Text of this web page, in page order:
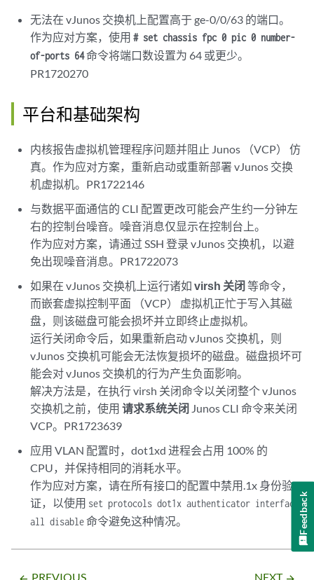
无法在 vJunos 交换机上配置高于 ge-0/0/63 的端口。
作为应对方案，使用# set chassis fpc 0 pic 0 number-
of-ports 64命令将端口数设置为 64 或更少。
PR1720270
平台和基础架构
内核报告虚拟机管理程序问题并阻止 Junos （VCP） 仿
真。作为应对方案，重新启动或重新部署 vJunos 交换
机虚拟机。PR1722146
与数据平面通信的 CLI 配置更改可能会产生约一分钟左
右的控制台噪音。噪音消息仅显示在控制台上。
作为应对方案，请通过 SSH 登录 vJunos 交换机，以避
免出现噪音消息。PR1722073
如果在 vJunos 交换机上运行诸如virsh 关闭 等命令，
而嵌套虚拟控制平面 （VCP） 虚拟机正忙于写入其磁
盘，则该磁盘可能会损坏并立即终止虚拟机。
运行关闭命令后，如果重新启动 vJunos 交换机，则
vJunos 交换机可能会无法恢复损坏的磁盘。磁盘损坏可
能会对 vJunos 交换机的行为产生负面影响。
解决方法是，在执行 virsh 关闭命令以关闭整个 vJunos
交换机之前，使用请求系统关闭 Junos CLI 命令来关闭
VCP。PR1723639
应用 VLAN 配置时，dot1xd 进程会占用 100% 的
CPU，并保持相同的消耗水平。
作为应对方案，请在所有接口的配置中禁用.1x 身份验
证，以使用 set protocols dot1x authenticator interface
all disable命令避免这种情况。
PREVIOUS NEXT
Feedback